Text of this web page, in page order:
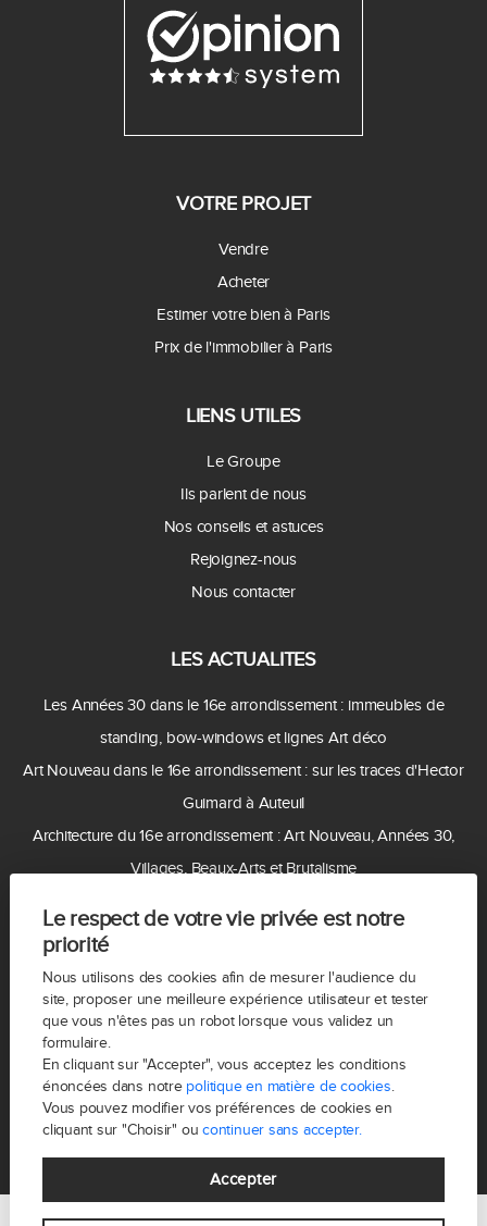
Le respect de votre vie privée est notre
priorité
Nous utilisons des cookies afin de mesurer l'audience du
site, proposer une meilleure expérience utilisateur et tester
que vous n'êtes pas un robot lorsque vous validez un
formulaire.
En cliquant sur "Accepter", vous acceptez les conditions
énoncées dans notre politique en matière de cookies.
Vous pouvez modifier vos préférences de cookies en
cliquant sur "Choisir" oucontinuer sans accepter.
Accepter
VOTRE PROJET
Vendre
Acheter
Estimer votre bien à Paris
Prix de l'immobilier à Paris
LIENS UTILES
Le Groupe
Ils parlent de nous
Nos conseils et astuces
Rejoignez-nous
Nous contacter
LES ACTUALITES
Les Années 30 dans le 16e arrondissement : immeubles de
standing, bow-windows et lignes Art déco
Art Nouveau dans le 16e arrondissement : sur les traces d'Hector
Guimard à Auteuil
Architecture du 16e arrondissement : Art Nouveau, Années 30,
Villages, Beaux-Arts et Brutalisme
recherché ?
pas inviter ses proches chez lui et ce que cela révèle sur l’immobilier
à Paris 16
Immobilier 2026 : Pourquoi le prix de départ est décisif pour réussir
sa vente ?